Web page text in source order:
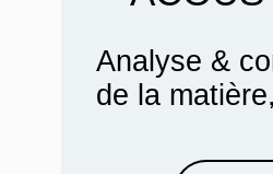
Analyse &
de la